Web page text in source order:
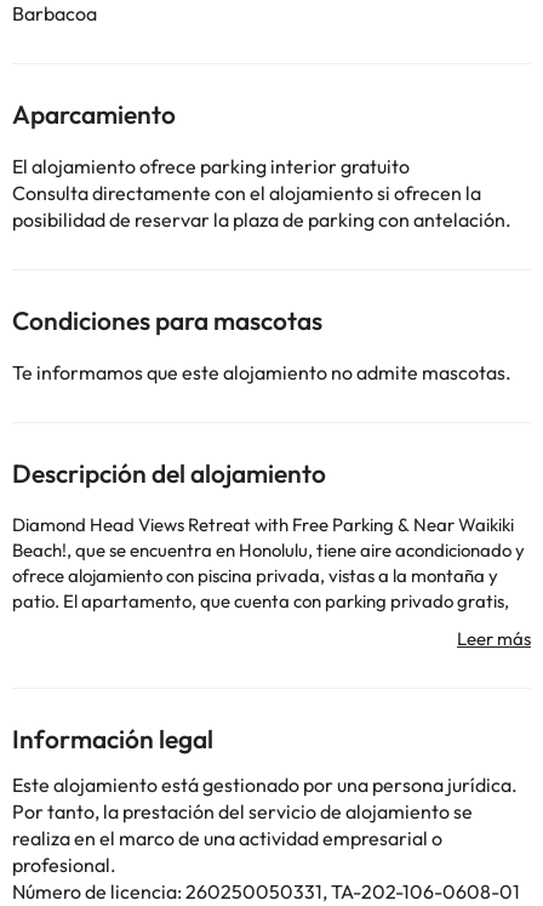
Barbacoa
Aparcamiento
El alojamiento ofrece parking interior gratuito
Consulta directamente con el alojamiento si ofrecen la
posibilidad de reservar la plaza de parking con antelación.
Condiciones para mascotas
Te informamos que este alojamiento no admite mascotas.
Descripción del alojamiento
Diamond Head Views Retreat with Free Parking & Near Waikiki
Beach!, que se encuentra en Honolulu, tiene aire acondicionado y
ofrece alojamiento con piscina privada, vistas a la montaña y
patio. El apartamento, que cuenta con parking privado gratis,
está en una zona en la que se pueden practicar actividades como
ducha y bañera de hidromasaje. Hay toallas y ropa de cama en
el apartamento. El apartamento ofrece un centro de spa y
bienestar con sauna, bañera de hidromasaje y piscina al aire
libre. Se puede descubrir la zona practicando pesca, snorkel y
ciclismo en los alrededores. Cerca del alojamiento hay puntos de
interés como Kuhio Beach, Saint Augustine by-the-Sea y Centro
comercial Royal Hawaiian. El aeropuerto (Aeropuerto
Información legal
Este alojamiento está gestionado por una persona jurídica.
Por tanto, la prestación del servicio de alojamiento se
realiza en el marco de una actividad empresarial o
profesional.
Número de licencia: 260250050331, TA-202-106-0608-01